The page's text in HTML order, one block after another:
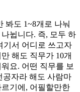
봐도 1~8개로 나눠
뉩니다. 즉, 모두 하
기서 어디로 쓰고자
해도 직무가 10개
요. 어떤 직무를 보
공자라 해도 사람마
기에, 어필할만한